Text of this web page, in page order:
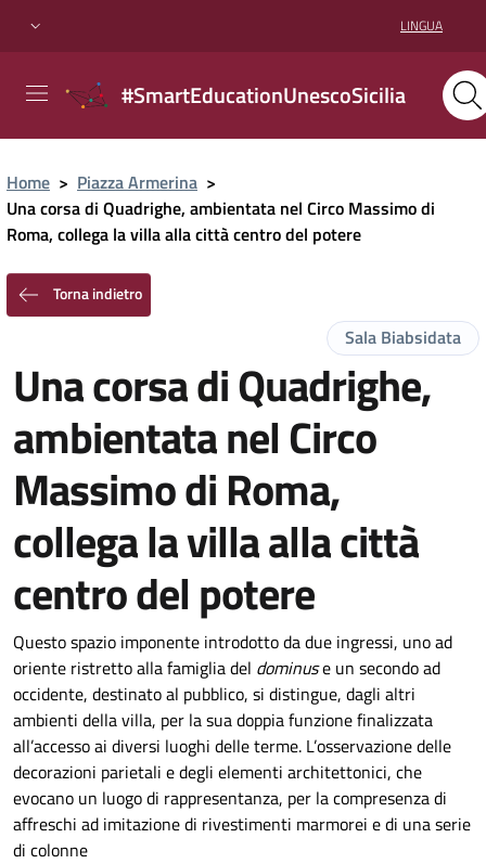
LINGUA
#SmartEducationUnescoSicilia
Home > Piazza Armerina >
Una corsa di Quadrighe, ambientata nel Circo Massimo di
Roma, collega la villa alla città centro del potere
Torna indietro
Sala Biabsidata
Una corsa di Quadrighe,
ambientata nel Circo
Massimo di Roma,
collega la villa alla città
centro del potere
Questo spazio imponente introdotto da due ingressi, uno ad
oriente ristretto alla famiglia del dominuse un secondo ad
occidente, destinato al pubblico, si distingue, dagli altri
ambienti della villa, per la sua doppia funzione finalizzata
all’accesso ai diversi luoghi delle terme. L’osservazione delle
decorazioni parietali e degli elementi architettonici, che
evocano un luogo di rappresentanza, per la compresenza di
affreschi ad imitazione di rivestimenti marmorei e di una serie
di colonne